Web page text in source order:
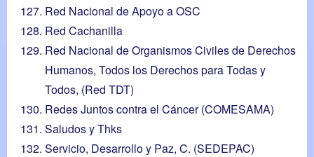
Red Nacional de Apoyo a OSC
Red Cachanilla
Red Nacional de Organismos Civiles de Derechos
Humanos, Todos los Derechos para Todas y
Todos, (Red TDT)
Redes Juntos contra el Cáncer (COMESAMA)
Saludos y Thks
Servicio, Desarrollo y Paz, C. (SEDEPAC)